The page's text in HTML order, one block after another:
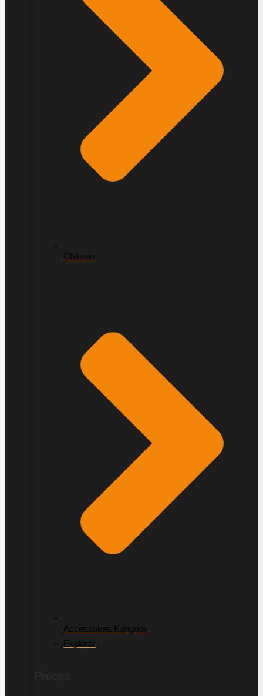
Châssis
Accessoires Kangook
Explorer